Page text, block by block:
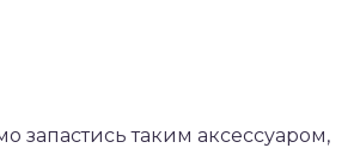
запастись таким аксессуаром,